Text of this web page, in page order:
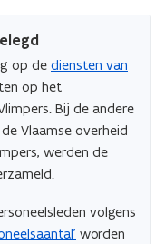
op de diensten van
op het
Bij de andere
Vlaamse overheid
werden de
volgens
worden